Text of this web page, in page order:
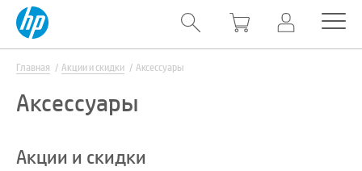
Главная Акции и скидки Аксессуары
Аксессуары
Акции и скидки